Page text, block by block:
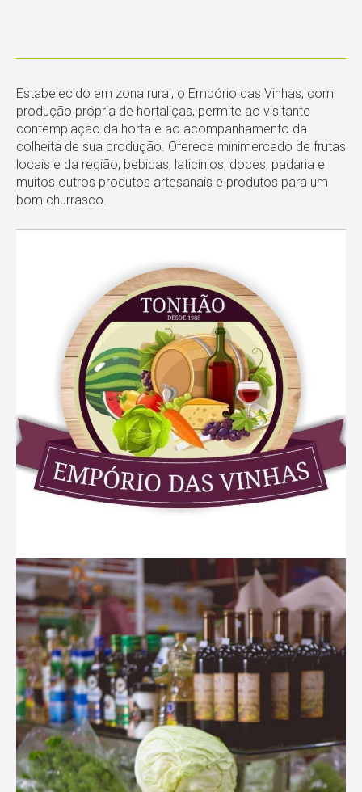
Estabelecido em zona rural, o Empório das Vinhas, com
produção própria de hortaliças, permite ao visitante
contemplação da horta e ao acompanhamento da
colheita de sua produção. Oferece minimercado de frutas
locais e da região, bebidas, laticínios, doces, padaria e
muitos outros produtos artesanais e produtos para um
bom churrasco.